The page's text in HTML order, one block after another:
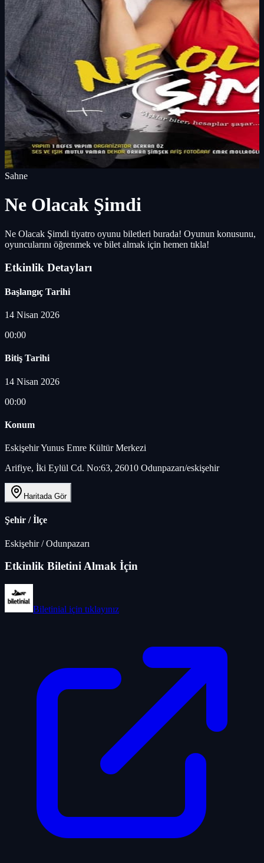
Sahne
Ne Olacak Şimdi
Ne Olacak Şimdi tiyatro oyunu biletleri burada! Oyunun konusunu,
oyuncularını öğrenmek ve bilet almak için hemen tıkla!
Etkinlik Detayları
Başlangıç Tarihi
14 Nisan 2026
00:00
Bitiş Tarihi
14 Nisan 2026
00:00
Konum
Eskişehir Yunus Emre Kültür Merkezi‬
Arifiye, İki Eylül Cd. No:63, 26010 Odunpazarı/eskişehir
Haritada Gör
Şehir / İlçe
Eskişehir/Odunpazarı
Etkinlik Biletini Almak İçin
Biletinial için tıklayınız